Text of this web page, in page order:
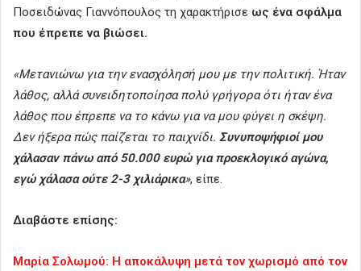
Ποσειδώνας Γιαννόπουλος τη χαρακτήρισε ως ένα σφάλμα
που έπρεπε να βιώσει.
«Μετανιώνω για την ενασχόλησή μου με την πολιτική. Ήταν
λάθος, αλλά συνειδητοποίησα πολύ γρήγορα ότι ήταν ένα
λάθος που έπρεπε να το κάνω για να μου φύγει η σκέψη.
Δεν ήξερα πώς παίζεται το παιχνίδι. Συνυποψήφιοί μου
χάλασαν πάνω από 50.000 ευρώ για προεκλογικό αγώνα,
εγώ χάλασα ούτε 2-3 χιλιάρικα», είπε.
Διαβάστε επίσης:
Μαρία Σολωμού: Η αποκάλυψη μετά τον χωρισμό από τον